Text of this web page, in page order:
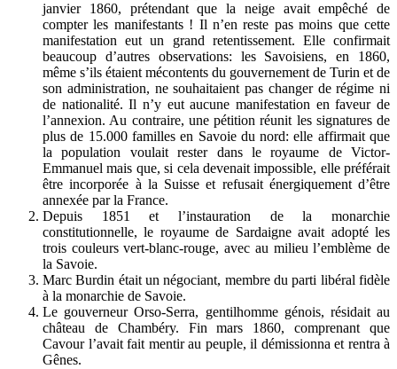
janvier 1860, prétendant que la neige avait empêché de
compter les manifestants ! Il n’en reste pas moins que cette
manifestation eut un grand retentissement. Elle confirmait
beaucoup d’autres observations: les Savoisiens, en 1860,
même s’ils étaient mécontents du gouvernement de Turin et de
son administration, ne souhaitaient pas changer de régime ni
de nationalité. Il n’y eut aucune manifestation en faveur de
l’annexion. Au contraire, une pétition réunit les signatures de
plus de 15.000 familles en Savoie du nord: elle affirmait que
la population voulait rester dans le royaume de Victor-
Emmanuel mais que, si cela devenait impossible, elle préférait
être incorporée à la Suisse et refusait énergiquement d’être
annexée par la France.
Depuis 1851 et l’instauration de la monarchie
constitutionnelle, le royaume de Sardaigne avait adopté les
trois couleurs vert-blanc-rouge, avec au milieu l’emblème de
la Savoie.
Marc Burdin était un négociant, membre du parti libéral fidèle
à la monarchie de Savoie.
Le gouverneur Orso-Serra, gentilhomme génois, résidait au
château de Chambéry. Fin mars 1860, comprenant que
Cavour l’avait fait mentir au peuple, il démissionna et rentra à
Gênes.